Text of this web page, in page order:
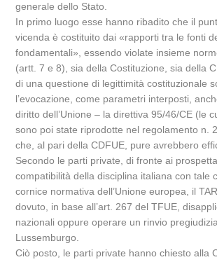
generale dello Stato.
In primo luogo esse hanno ribadito che il
vicenda è costituito dai «rapporti tra le fonti
fondamentali», essendo violate insieme
(artt. 7 e 8), sia della Costituzione, sia della
di una questione di legittimità costituzionale
l’evocazione, come parametri interposti,
diritto dell’Unione – la direttiva 95/46/CE (le
sono poi state riprodotte nel regolamento n.
che, al pari della CDFUE, pure avrebbero
Secondo le parti private, di fronte ai
compatibilità della disciplina italiana con tale
cornice normativa dell’Unione europea, il
dovuto, in base all’art. 267 del TFUE,
nazionali oppure operare un rinvio
Lussemburgo.
Ciò posto, le parti private hanno chiesto alla